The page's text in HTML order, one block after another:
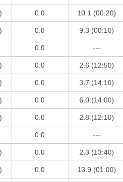
0.0 10.1 (00:20)
0.0 9.3 (00:10)
0.0 ---
0.0 2.6 (12:50)
0.0 3.7 (14:10)
0.0 6.0 (14:00)
0.0 2.8 (12:10)
0.0 ---
0.0 2.3 (13:40)
0.0 13.9 (01:00)